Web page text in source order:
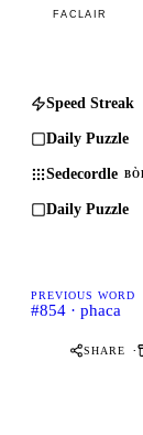
FACLAIR
Speed Streak
Daily Puzzle
Sedecordle
Daily Puzzle
PREVIOUS WORD
#854 · phaca
SHARE ·